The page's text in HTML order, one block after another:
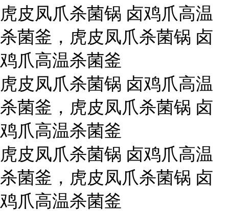
虎皮凤爪杀菌锅 卤鸡爪高温
杀菌釜，虎皮凤爪杀菌锅 卤
鸡爪高温杀菌釜
虎皮凤爪杀菌锅 卤鸡爪高温
杀菌釜，虎皮凤爪杀菌锅 卤
鸡爪高温杀菌釜
虎皮凤爪杀菌锅 卤鸡爪高温
杀菌釜，虎皮凤爪杀菌锅 卤
鸡爪高温杀菌釜